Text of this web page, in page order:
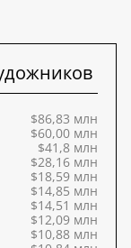
$86,83 млн
$60,00 млн
$41,8 млн
$28,16 млн
$18,59 млн
$14,85 млн
$14,51 млн
$12,09 млн
$10,88 млн